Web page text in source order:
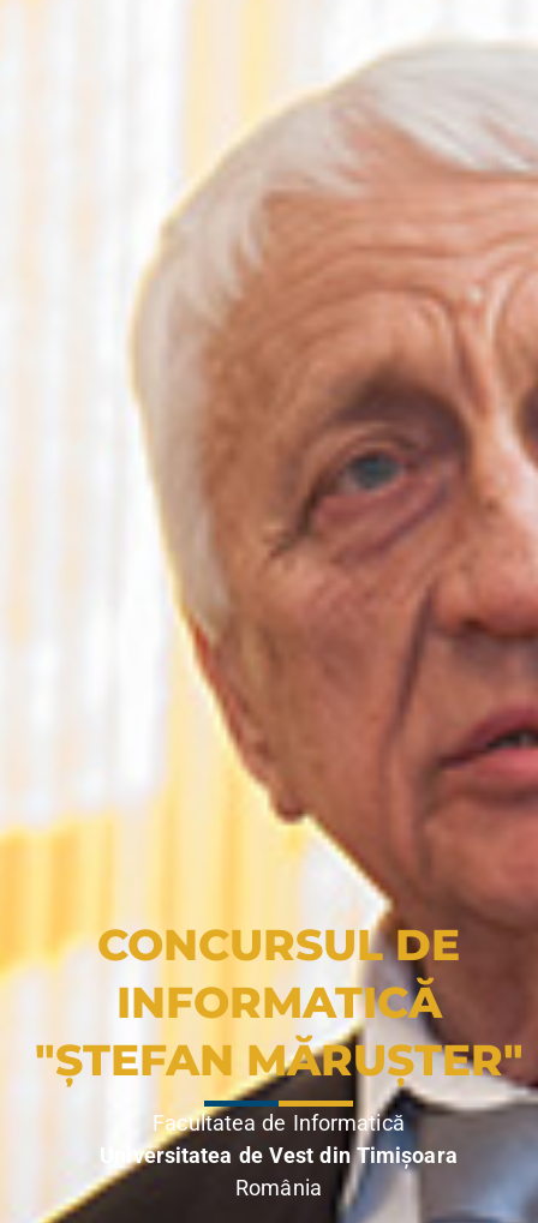
CONCURSUL DE
INFORMATICĂ
"ȘTEFAN MĂRUȘTER"
Facultatea de Informatică
Universitatea de Vest din Timișoara
România